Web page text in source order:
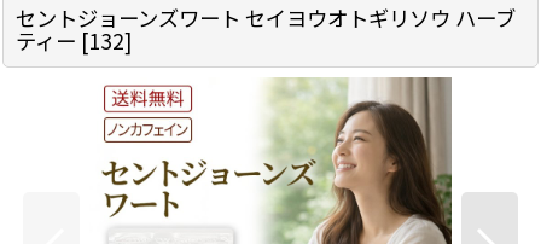
セントジョーンズワート セイヨウオトギリソウ ハーブ
ティー [132]